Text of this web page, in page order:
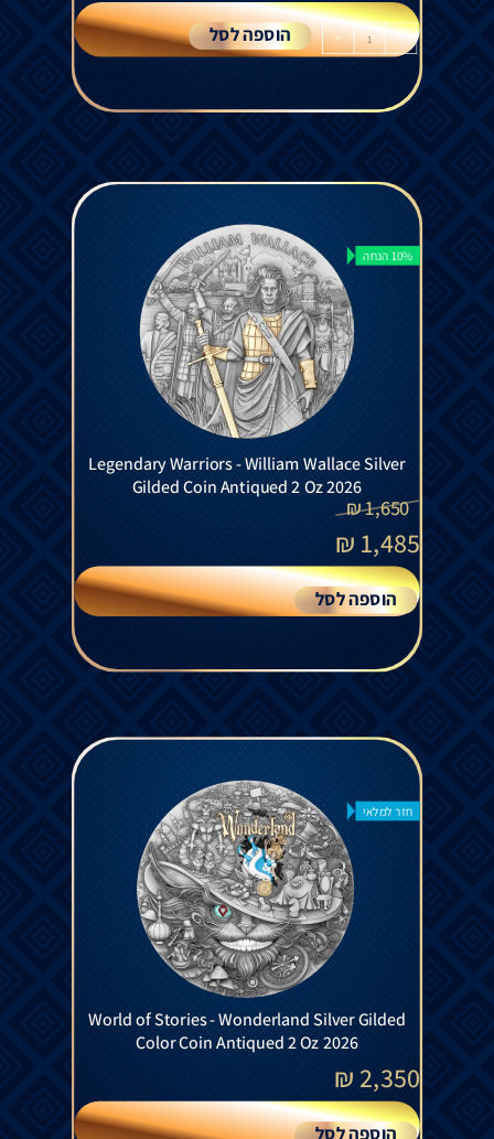
-
+ הוספה לסל
10% הנחה
Legendary Warriors - William Wallace Silver
Gilded Coin Antiqued 2 Oz 2026
1,650
₪
1,485
₪
הוספה לסל
חזר למלאי
World of Stories - Wonderland Silver Gilded
Color Coin Antiqued 2 Oz 2026
2,350
₪
הוספה לסל